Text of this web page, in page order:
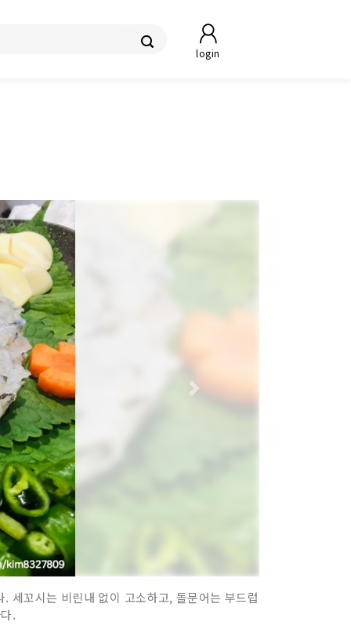
login
세꼬시는 비린내 없이 고소하고, 돌문어는 부드럽
.